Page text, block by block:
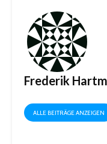
Frederik
ALLE BEITRÄGE ANZEIGEN